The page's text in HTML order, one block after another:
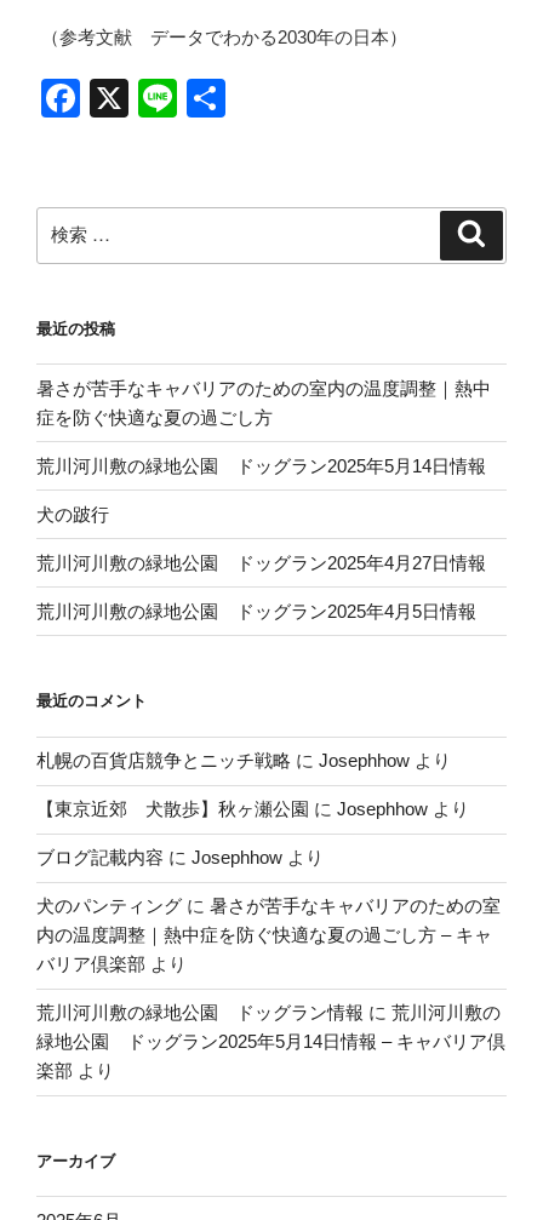
（参考文献 データでわかる2030年の日本）
F
e
b
o
k
X
Li
索:
最近の投稿
暑さが苦手なキャバリアのための室内の温度調整｜熱中
症を防ぐ快適な夏の過ごし方
荒川河川敷の緑地公園 ドッグラン2025年5月14日情報
犬の跛行
荒川河川敷の緑地公園 ドッグラン2025年4月27日情報
荒川河川敷の緑地公園 ドッグラン2025年4月5日情報
最近のコメント
札幌の百貨店競争とニッチ戦略 に Josephhow より
【東京近郊 犬散歩】秋ヶ瀬公園 に Josephhow より
ブログ記載内容 に Josephhow より
犬のパンティング に 暑さが苦手なキャバリアのための室
内の温度調整｜熱中症を防ぐ快適な夏の過ごし方 – キャ
バリア倶楽部 より
荒川河川敷の緑地公園 ドッグラン情報 に 荒川河川敷の
緑地公園 ドッグラン2025年5月14日情報 – キャバリア倶
楽部 より
アーカイブ